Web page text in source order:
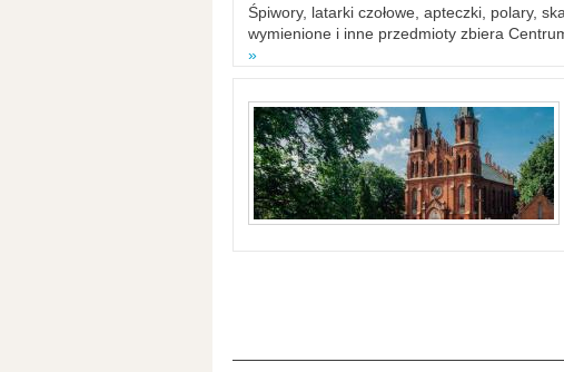
Śpiwory, latarki czołowe, apteczki, polary,
wymienione i inne przedmioty zbiera
»